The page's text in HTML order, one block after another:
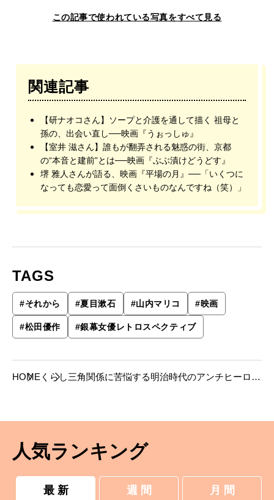
この記事で使われている写真をすべて見る
関連記事
【研ナオコさん】ソープと介護を通して描く 祖母と
孫の、出会い直し──映画『うぉっしゅ』
【室井 滋さん】誰もが翻弄される魅惑の街、京都
の“本音と建前”とは──映画『ぶぶ漬けどうどす』
堺 雅人さんが語る、映画『平場の月』──「いくつに
なっても恋愛って面倒くさいものなんですね（笑）」
TAGS
#それから #夏目漱石 #山内マリコ #映画
#松田優作 #銀幕女優レトロスペクティブ
HOME くらし三角関係に苦悩する明治時代のアンチヒーロ
人気ランキング
最 新 週 間 月 間